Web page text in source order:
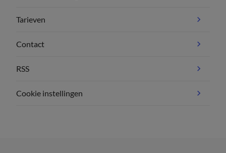
Tarieven
Contact
RSS
Cookie instellingen